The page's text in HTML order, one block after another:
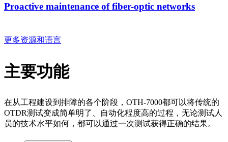
Proactive maintenance of fiber-optic networks
更多资源和语言
主要功能
在从工程建设到排障的各个阶段，OTH-7000都可以将传统的
OTDR测试变成简单明了、自动化程度高的过程，无论测试人
员的技术水平如何，都可以通过一次测试获得正确的结果。